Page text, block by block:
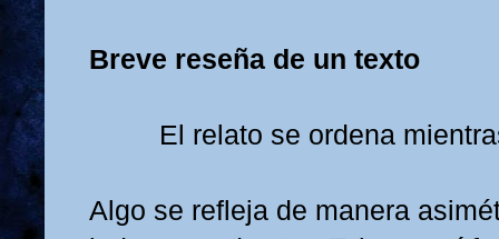
Breve reseña de un texto
El relato se ordena
Algo se refleja de manera